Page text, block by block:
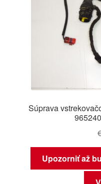
Súprava
Upozorniť až